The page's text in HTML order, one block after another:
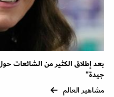
بعد إطلاق الكثير من الشائعات
جيدة"
مشاهير العالم